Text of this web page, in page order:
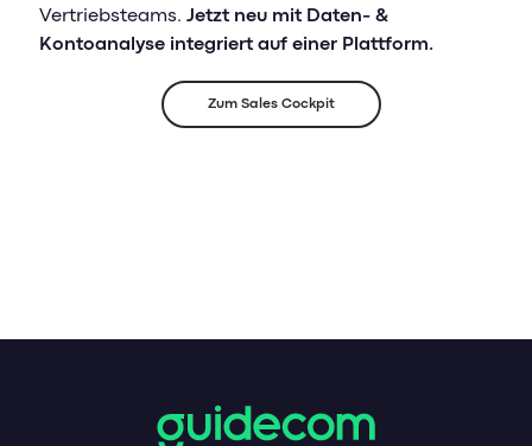
Vertriebsteams. Jetzt neu mit Daten- &
Kontoanalyse integriert auf einer Plattform.
Zum Sales Cockpit